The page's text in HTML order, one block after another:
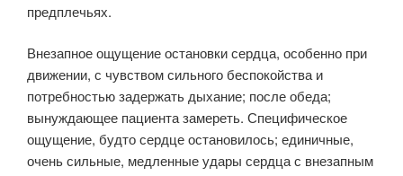
предплечьях.
Внезапное ощущение остановки сердца, особенно при
движении, с чувством сильного беспокойства и
потребностью задержать дыхание; после обеда;
вынуждающее пациента замереть. Специфическое
ощущение, будто сердце остановилось; единичные,
очень сильные, медленные удары сердца с внезапным